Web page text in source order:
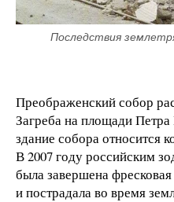
Последствия
Преображенский собор
Загреба на площади
здание собора относится
В 2007 году российским
была завершена
и пострадала во время